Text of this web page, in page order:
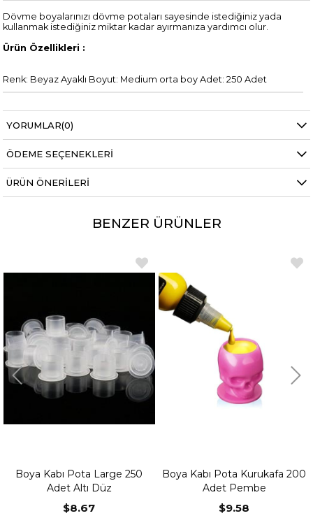
Dövme boyalarınızı dövme potaları sayesinde istediğiniz yada
kullanmak istediğiniz miktar kadar ayırmanıza yardımcı olur.
Ürün Özellikleri :
Renk: Beyaz Ayaklı Boyut: Medium orta boy Adet: 250 Adet
YORUMLAR(0)
ÖDEME SEÇENEKLERI
ÜRÜN ÖNERILERI
BENZER ÜRÜNLER
Boya Kabı Pota Large 250
Adet Altı Düz
$8.67
Boya Kabı Pota Kurukafa 200
Adet Pembe
$9.58